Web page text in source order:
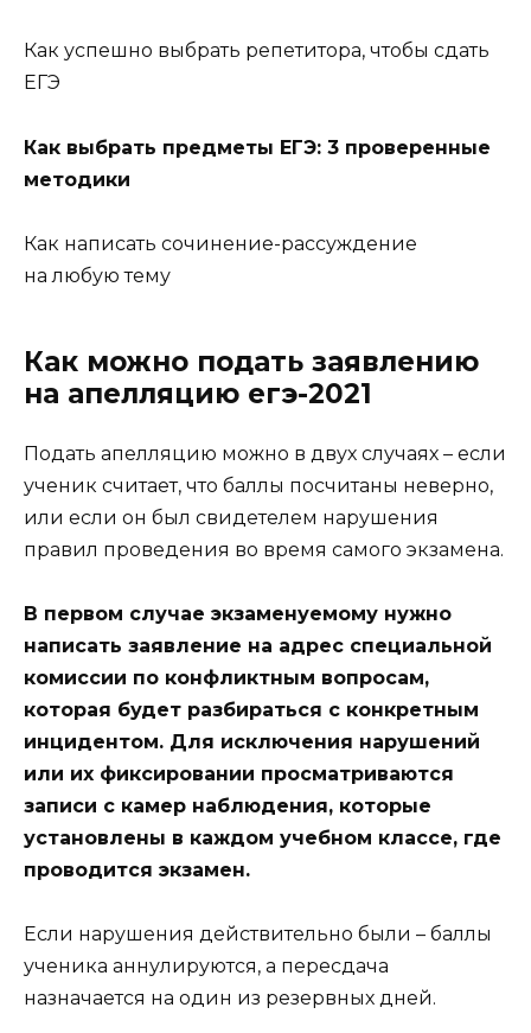
Как успешно выбрать репетитора, чтобы сдать
ЕГЭ
Как выбрать предметы ЕГЭ: 3 проверенные
методики
Как написать сочинение-рассуждение
на любую тему
Как можно подать заявлению
на апелляцию егэ-2021
Подать апелляцию можно в двух случаях – если
ученик считает, что баллы посчитаны неверно,
или если он был свидетелем нарушения
правил проведения во время самого экзамена.
В первом случае экзаменуемому нужно
написать заявление на адрес специальной
комиссии по конфликтным вопросам,
которая будет разбираться с конкретным
инцидентом. Для исключения нарушений
или их фиксировании просматриваются
записи с камер наблюдения, которые
установлены в каждом учебном классе, где
проводится экзамен.
Если нарушения действительно были – баллы
ученика аннулируются, а пересдача
назначается на один из резервных дней.